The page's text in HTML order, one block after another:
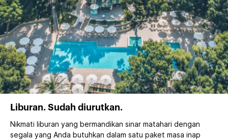
Liburan. Sudah diurutkan.
Nikmati liburan yang bermandikan sinar matahari dengan
segala yang Anda butuhkan dalam satu paket masa inap